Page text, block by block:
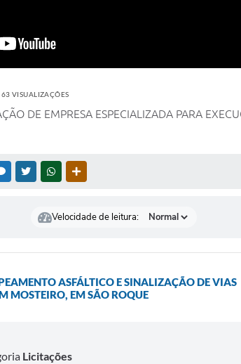
63 VISUALIZAÇÕES
DE EMPRESA ESPECIALIZADA PARA
MESSENGER
TWITTERWHATSAPP
Velocidade de leitura:
ASFÁLTICO E SINALIZAÇÃO DE VIAS
MOSTEIRO, EM SÃO ROQUE
Licitações